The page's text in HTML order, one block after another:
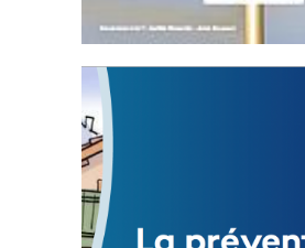
Statut de l’élu local
3 avril 2024
Mise à jour avril 2024
FEUILLETER